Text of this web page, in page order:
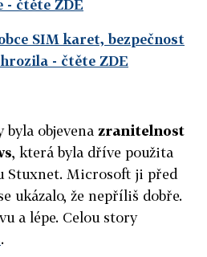
- čtěte ZDE
SIM karet, bezpečnost
- čtěte ZDE
byla objevena zranitelnost
, která byla dříve použita
Stuxnet. Microsoft ji před
ukázalo, že nepříliš dobře.
a lépe. Celou story
.